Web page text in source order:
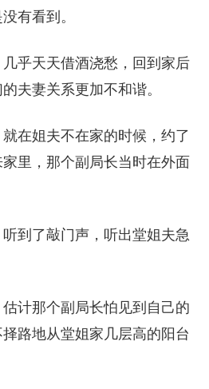
有看到。
乎天天借酒浇愁，回到家后
夫妻关系更加不和谐。
在姐夫不在家的时候，约了
里，那个副局长当时在外面
到了敲门声，听出堂姐夫急
计那个副局长怕见到自己的
路地从堂姐家几层高的阳台